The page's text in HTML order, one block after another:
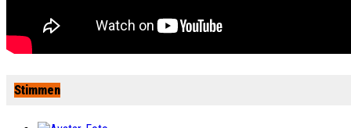
Stimmen